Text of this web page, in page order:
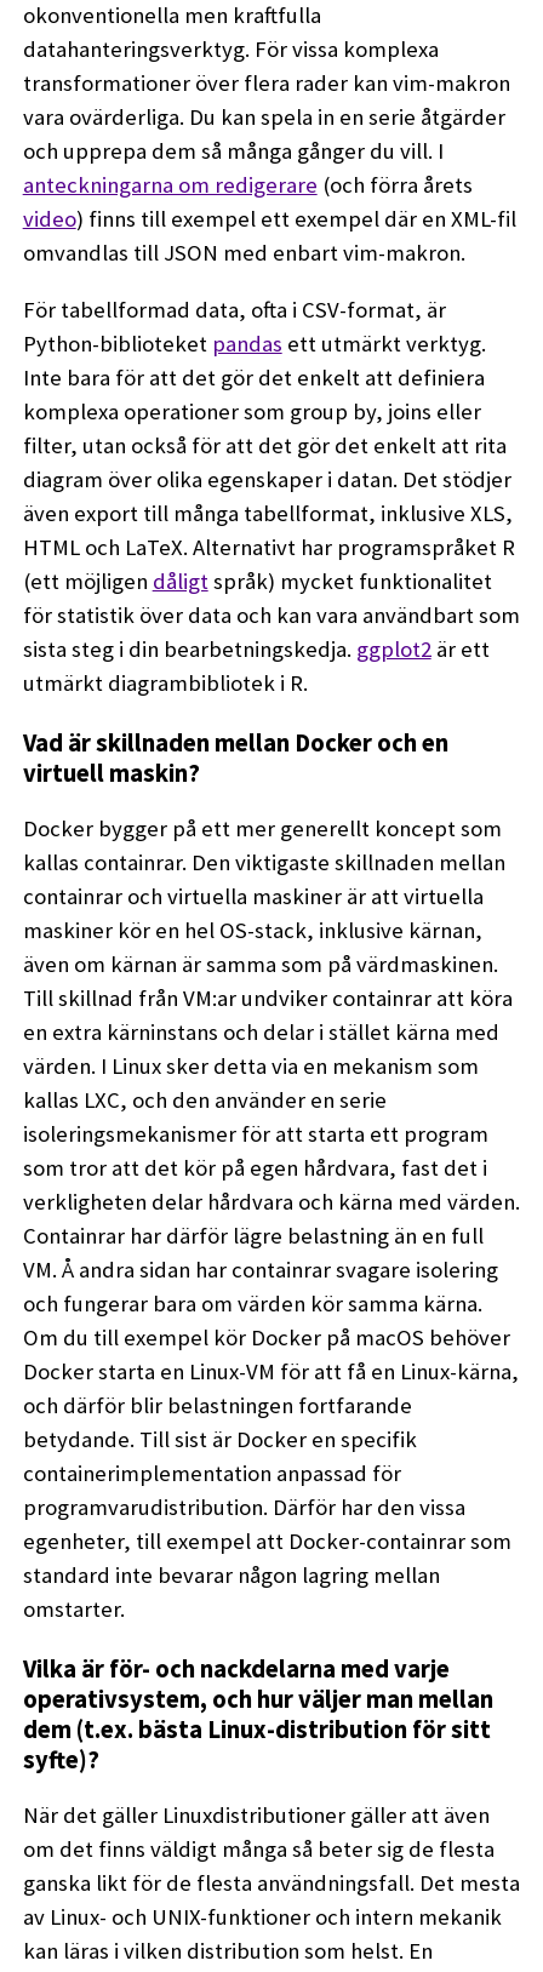
okonventionella men kraftfulla
datahanteringsverktyg. För vissa komplexa
transformationer över flera rader kan vim-makron
vara ovärderliga. Du kan spela in en serie åtgärder
och upprepa dem så många gånger du vill. I
anteckningarna om redigerare (och förra årets
video) finns till exempel ett exempel där en XML-fil
omvandlas till JSON med enbart vim-makron.
För tabellformad data, ofta i CSV-format, är
Python-biblioteket pandas ett utmärkt verktyg.
Inte bara för att det gör det enkelt att definiera
komplexa operationer som group by, joins eller
filter, utan också för att det gör det enkelt att rita
diagram över olika egenskaper i datan. Det stödjer
även export till många tabellformat, inklusive XLS,
HTML och LaTeX. Alternativt har programspråket R
(ett möjligen dåligtspråk) mycket funktionalitet
för statistik över data och kan vara användbart som
sista steg i din bearbetningskedja. ggplot2är ett
utmärkt diagrambibliotek i R.
Vad är skillnaden mellan Docker och en
virtuell maskin?
Docker bygger på ett mer generellt koncept som
kallas containrar. Den viktigaste skillnaden mellan
containrar och virtuella maskiner är att virtuella
maskiner kör en hel OS-stack, inklusive kärnan,
även om kärnan är samma som på värdmaskinen.
Till skillnad från VM:ar undviker containrar att köra
en extra kärninstans och delar i stället kärna med
värden. I Linux sker detta via en mekanism som
kallas LXC, och den använder en serie
isoleringsmekanismer för att starta ett program
som tror att det kör på egen hårdvara, fast det i
verkligheten delar hårdvara och kärna med värden.
Containrar har därför lägre belastning än en full
VM. Å andra sidan har containrar svagare isolering
och fungerar bara om värden kör samma kärna.
Om du till exempel kör Docker på macOS behöver
Docker starta en Linux-VM för att få en Linux-kärna,
och därför blir belastningen fortfarande
betydande. Till sist är Docker en specifik
containerimplementation anpassad för
programvarudistribution. Därför har den vissa
egenheter, till exempel att Docker-containrar som
standard inte bevarar någon lagring mellan
omstarter.
Vilka är för- och nackdelarna med varje
operativsystem, och hur väljer man mellan
dem (t.ex. bästa Linux-distribution för sitt
syfte)?
När det gäller Linuxdistributioner gäller att även
om det finns väldigt många så beter sig de flesta
ganska likt för de flesta användningsfall. Det mesta
av Linux- och UNIX-funktioner och intern mekanik
kan läras i vilken distribution som helst. En